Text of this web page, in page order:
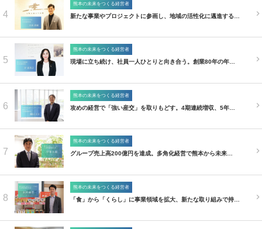
4
熊本の未来をつくる経営者
新たな事業やプロジェクトに参画し、地域の活性化に邁進する…
5
熊本の未来をつくる経営者
現場に立ち続け、社員一人ひとりと向き合う。創業80年の年…
6
熊本の未来をつくる経営者
攻めの経営で「強い産交」を取りもどす。4期連続増収、5年…
7
熊本の未来をつくる経営者
グループ売上高200億円を達成。多角化経営で熊本から未来…
8
熊本の未来をつくる経営者
「食」から「くらし」に事業領域を拡大、新たな取り組みで持…